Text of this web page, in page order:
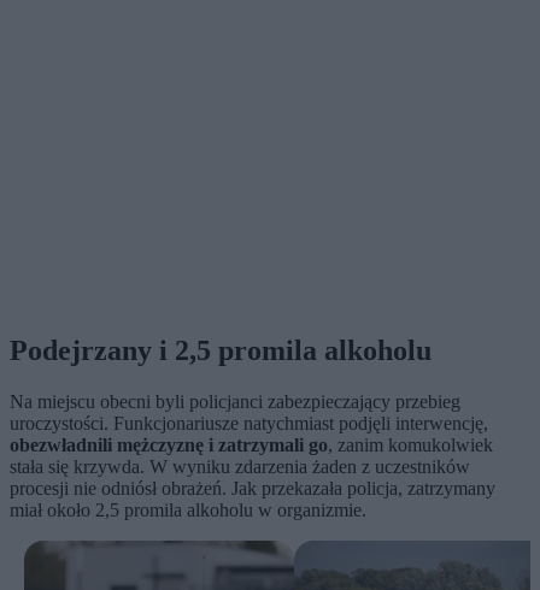
Podejrzany i 2,5 promila alkoholu
Na miejscu obecni byli policjanci zabezpieczający przebieg
uroczystości. Funkcjonariusze natychmiast podjęli interwencję,
obezwładnili mężczyznę i zatrzymali go, zanim komukolwiek
stała się krzywda. W wyniku zdarzenia żaden z uczestników
procesji nie odniósł obrażeń. Jak przekazała policja, zatrzymany
miał około 2,5 promila alkoholu w organizmie.